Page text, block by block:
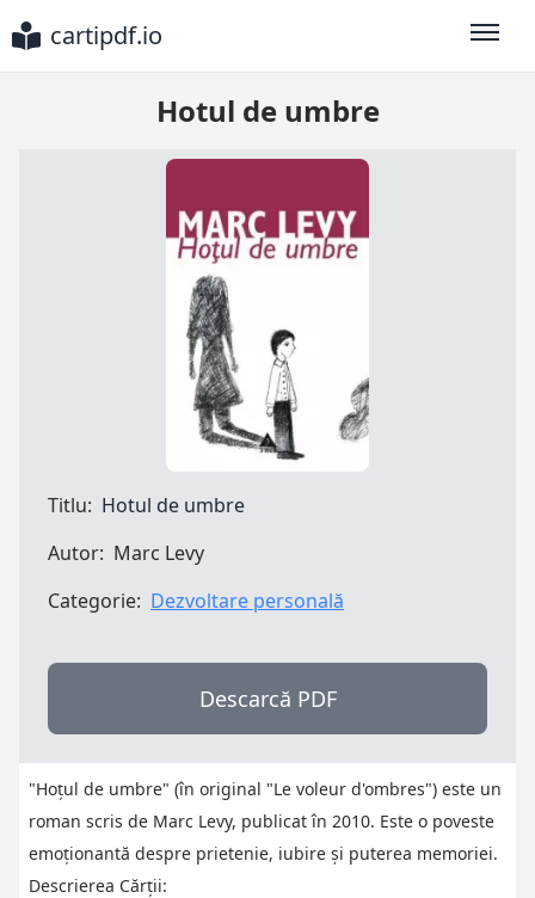
cartipdf.io
Hotul de umbre
Titlu: Hotul de umbre
Autor: Marc Levy
Categorie: Dezvoltare personală
Descarcă PDF
"Hoțul de umbre" (în original "Le voleur d'ombres") este un
roman scris de Marc Levy, publicat în 2010. Este o poveste
emoționantă despre prietenie, iubire și puterea memoriei.
Descrierea Cărții: